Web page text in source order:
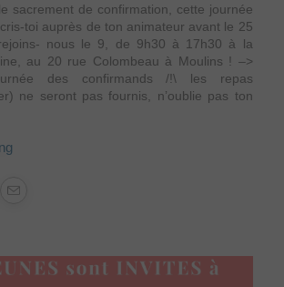
sacrement de confirmation, cette journée
toi auprès de ton animateur avant le 25
nous le 9, de 9h30 à 17h30 à la
au 20 rue Colombeau à Moulins ! –>
des confirmands /!\ les repas
ne seront pas fournis, n’oublie pas ton